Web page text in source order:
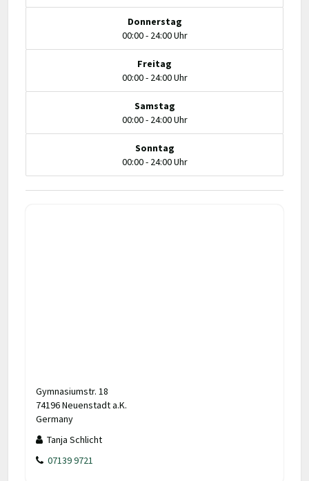
Donnerstag
00:00 - 24:00 Uhr
Freitag
00:00 - 24:00 Uhr
Samstag
00:00 - 24:00 Uhr
Sonntag
00:00 - 24:00 Uhr
Gymnasiumstr. 18
74196 Neuenstadt a.K.
Germany
Tanja Schlicht
07139 9721